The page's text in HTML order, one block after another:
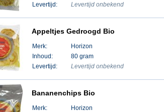
Levertijd:
Levertijd onbekend
Appeltjes Gedroogd Bio
Merk:
Horizon
Inhoud:
80 gram
Levertijd:
Levertijd onbekend
Bananenchips Bio
Merk:
Horizon